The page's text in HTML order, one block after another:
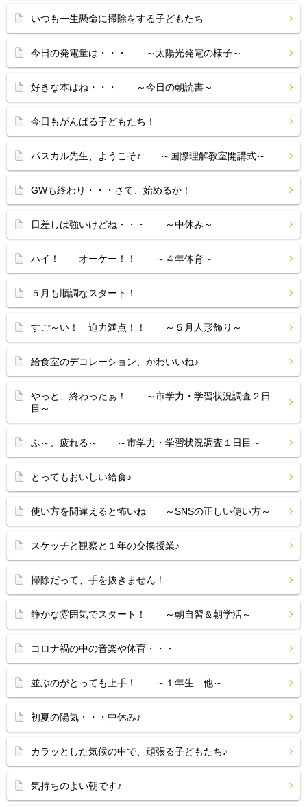
いつも一生懸命に掃除をする子どもたち
今日の発電量は・・・ ～太陽光発電の様子～
好きな本はね・・・ ～今日の朝読書～
今日もがんばる子どもたち！
パスカル先生、ようこそ♪ ～国際理解教室開講式～
GWも終わり・・・さて、始めるか！
日差しは強いけどね・・・ ～中休み～
ハイ！ オーケー！！ ～４年体育～
５月も順調なスタート！
すご～い！ 迫力満点！！ ～５月人形飾り～
給食室のデコレーション、かわいいね♪
やっと、終わったぁ！ ～市学力・学習状況調査２日
目～
ふ～、疲れる～ ～市学力・学習状況調査１日目～
とってもおいしい給食♪
使い方を間違えると怖いね ～SNSの正しい使い方～
スケッチと観察と１年の交換授業♪
掃除だって、手を抜きません！
静かな雰囲気でスタート！ ～朝自習＆朝学活～
コロナ禍の中の音楽や体育・・・
並ぶのがとっても上手！ ～１年生 他～
初夏の陽気・・・中休み♪
カラッとした気候の中で、頑張る子どもたち♪
気持ちのよい朝です♪